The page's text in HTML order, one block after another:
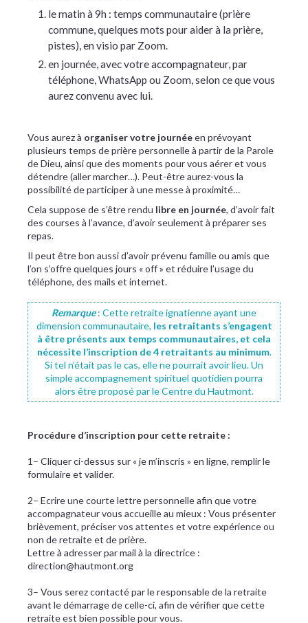
le matin à 9h : temps communautaire (prière
commune, quelques mots pour aider à la prière,
pistes), en visio par Zoom.
en journée, avec votre accompagnateur, par
téléphone, WhatsApp ou Zoom, selon ce que vous
aurez convenu avec lui.
Vous aurez à organiser votre journéeen prévoyant
plusieurs temps de prière personnelle à partir de la Parole
de Dieu, ainsi que des moments pour vous aérer et vous
détendre (aller marcher…). Peut-être aurez-vous la
possibilité de participer à une messe à proximité…
Cela suppose de s’être rendu libre en journée, d’avoir fait
des courses à l’avance, d’avoir seulement à préparer ses
repas.
Il peut être bon aussi d’avoir prévenu famille ou amis que
l’on s’offre quelques jours « off » et réduire l’usage du
téléphone, des mails et internet.
Remarque: Cette retraite ignatienne ayant une
dimension communautaire, les retraitants s’engagent
à être présents aux temps communautaires, et cela
nécessite l’inscription de 4 retraitants au minimum.
Si tel n’était pas le cas, elle ne pourrait avoir lieu. Un
simple accompagnement spirituel quotidien pourra
alors être proposé par le Centre du Hautmont.
Procédure d’inscription pour cette retraite :
1– Cliquer ci-dessus sur « je m’inscris » en ligne, remplir le
formulaire et valider.
2– Ecrire une courte lettre personnelle afin que votre
accompagnateur vous accueille au mieux : Vous présenter
brièvement, préciser vos attentes et votre expérience ou
non de retraite et de prière.
Lettre à adresser par mail à la directrice :
direction@hautmont.org
3– Vous serez contacté par le responsable de la retraite
avant le démarrage de celle-ci, afin de vérifier que cette
retraite est bien possible pour vous.